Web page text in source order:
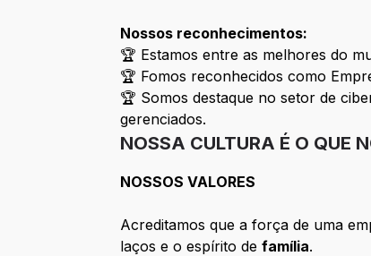
Nossos reconhecimentos:
🏆 Estamos entre as melhores do
🏆 Fomos reconhecidos como
🏆 Somos destaque no setor de
gerenciados.
NOSSA CULTURA É O QUE
NOSSOS VALORES
Acreditamos que a força de uma
laços e o espírito defamília.